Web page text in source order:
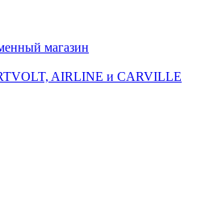
магазин
AIRLINE и CARVILLE